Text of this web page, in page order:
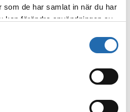
som de har samlat in när du har
kan förändra användningen av
(cookies)
-länken i nedre